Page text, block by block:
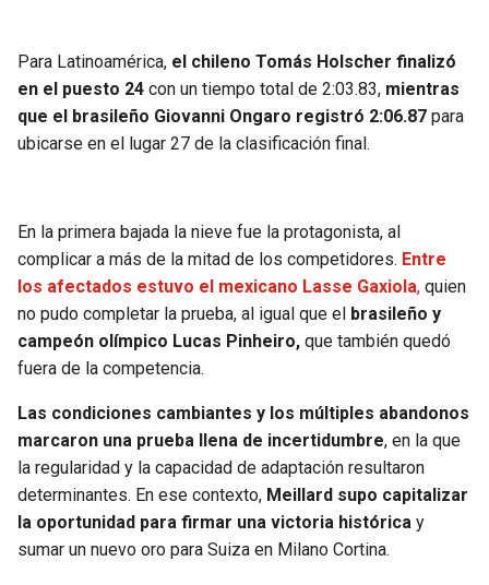
Para Latinoamérica, el chileno Tomás Holscher finalizó
en el puesto 24 con un tiempo total de 2:03.83, mientras
que el brasileño Giovanni Ongaro registró 2:06.87 para
ubicarse en el lugar 27 de la clasificación final.
En la primera bajada la nieve fue la protagonista, al
complicar a más de la mitad de los competidores. Entre
los afectados estuvo el mexicano Lasse Gaxiola, quien
no pudo completar la prueba, al igual que el brasileño y
campeón olímpico Lucas Pinheiro, que también quedó
fuera de la competencia.
Las condiciones cambiantes y los múltiples abandonos
marcaron una prueba llena de incertidumbre, en la que
la regularidad y la capacidad de adaptación resultaron
determinantes. En ese contexto, Meillard supo capitalizar
la oportunidad para firmar una victoria histórica y
sumar un nuevo oro para Suiza en Milano Cortina.